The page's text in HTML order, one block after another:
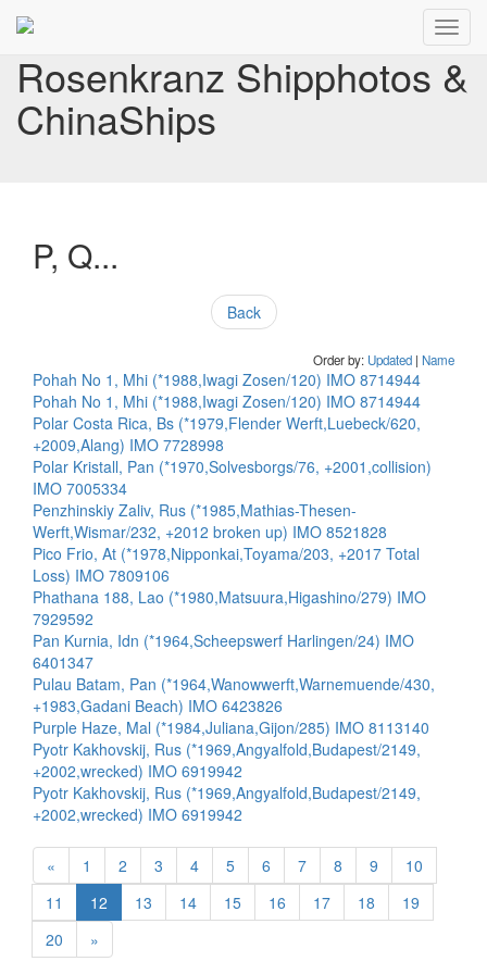
Rosenkranz Shipphotos &
ChinaShips
P, Q...
Back
Order by: Updated | Name
Pohah No 1, Mhi (*1988,Iwagi Zosen/120) IMO 8714944
Pohah No 1, Mhi (*1988,Iwagi Zosen/120) IMO 8714944
Polar Costa Rica, Bs (*1979,Flender Werft,Luebeck/620,
+2009,Alang) IMO 7728998
Polar Kristall, Pan (*1970,Solvesborgs/76, +2001,collision)
IMO 7005334
Penzhinskiy Zaliv, Rus (*1985,Mathias-Thesen-
Werft,Wismar/232, +2012 broken up) IMO 8521828
Pico Frio, At (*1978,Nipponkai,Toyama/203, +2017 Total
Loss) IMO 7809106
Phathana 188, Lao (*1980,Matsuura,Higashino/279) IMO
7929592
Pan Kurnia, Idn (*1964,Scheepswerf Harlingen/24) IMO
6401347
Pulau Batam, Pan (*1964,Wanowwerft,Warnemuende/430,
+1983,Gadani Beach) IMO 6423826
Purple Haze, Mal (*1984,Juliana,Gijon/285) IMO 8113140
Pyotr Kakhovskij, Rus (*1969,Angyalfold,Budapest/2149,
+2002,wrecked) IMO 6919942
Pyotr Kakhovskij, Rus (*1969,Angyalfold,Budapest/2149,
+2002,wrecked) IMO 6919942
« 1 2 3 4 5 6 7 8 9
10
11
12 13 14 15 16 17 18
19
20
»